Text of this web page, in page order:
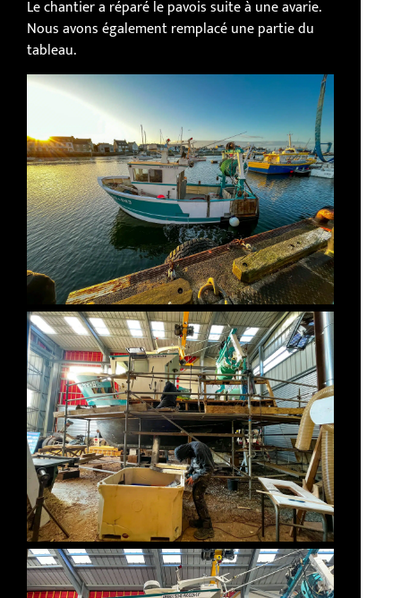
Le chantier a réparé le pavois suite à une avarie.
Nous avons également remplacé une partie du
tableau.